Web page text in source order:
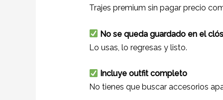
Trajes premium sin pagar precio
No se queda guardado en el
Lo usas, lo regresas y listo.
Incluye outfit completo
No tienes que buscar accesorios